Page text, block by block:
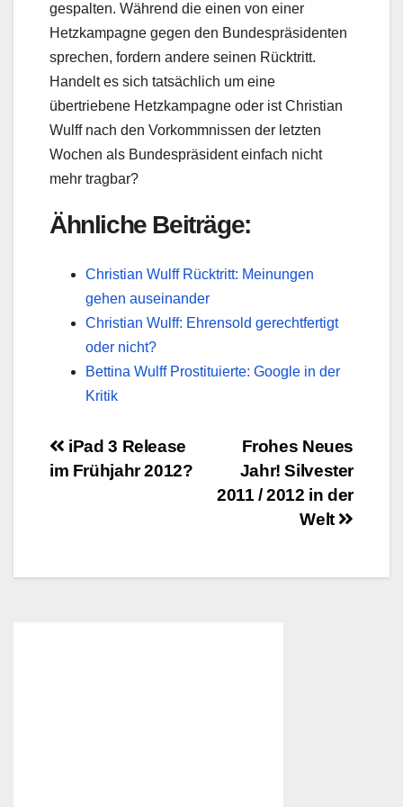
gespalten. Während die einen von einer
Hetzkampagne gegen den Bundespräsidenten
sprechen, fordern andere seinen Rücktritt.
Handelt es sich tatsächlich um eine
übertriebene Hetzkampagne oder ist Christian
Wulff nach den Vorkommnissen der letzten
Wochen als Bundespräsident einfach nicht
mehr tragbar?
Ähnliche Beiträge:
Christian Wulff Rücktritt: Meinungen
gehen auseinander
Christian Wulff: Ehrensold gerechtfertigt
oder nicht?
Bettina Wulff Prostituierte: Google in der
Kritik
BeitragsnavigationFrohes Neues
Jahr! Silvester
2011 / 2012 in der
Welt
iPad 3 Release
im Frühjahr 2012?